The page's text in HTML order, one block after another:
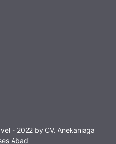
- 2022 by CV. Anekaniaga
Abadi